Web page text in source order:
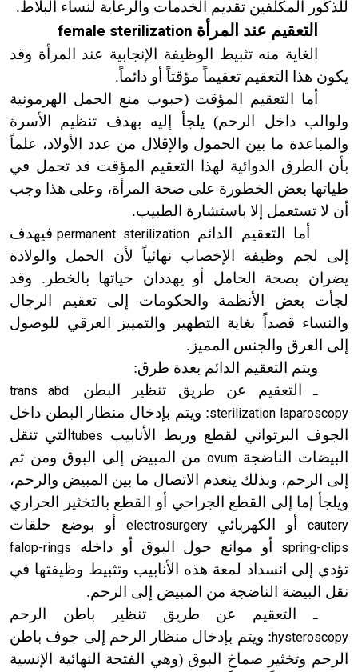
للذكور المكلفين تقديم الخدمات والرعاية لنساء البلاط.
التعقيم عند المرأة female sterilization
الغاية منه تثبيط الوظيفة الإنجابية عند المرأة وقد
يكون هذا التعقيم تعقيماً مؤقتاً أو دائماً.
أما التعقيم المؤقت (حبوب منع الحمل الهرمونية
ولوالب داخل الرحم) يلجأ إليه بهدف تنظيم الأسرة
والمباعدة ما بين الحمول والإقلال من عدد الأولاد، علماً
بأن الطرق الدوائية لهذا التعقيم المؤقت قد تحمل في
طياتها بعض الخطورة على صحة المرأة، وعلى هذا وجب
أن لا تستعمل إلا باستشارة الطبيب.
أما التعقيم الدائم permanent sterilization فيهدف
إلى لجم وظيفة الإخصاب نهائياً لأن الحمل والولادة
يضران بصحة الحامل أو يهددان حياتها بالخطر. وقد
لجأت بعض الأنظمة والحكومات إلى تعقيم الرجال
والنساء قصداً بغاية التطهير والتمييز العرقي للوصول
إلى العرق والجنس المميز.
ويتم التعقيم الدائم بعدة طرق:
ـ التعقيم عن طريق تنظير البطن
trans abd.
sterilization laparoscopy: ويتم بإدخال منظار البطن داخل
الجوف البرتواني لقطع وربط الأنابيب tubesالتي تنقل
البيضات الناضجةovum من المبيض إلى البوق ومن ثم
إلى الرحم، وبذلك ينعدم الاتصال ما بين المبيض والرحم،
ويلجأ إما إلى القطع الجراحي أو القطع بالتخثير الحراري
cautery أو الكهربائيelectrosurgery أو بوضع حلقات
spring-clips أو موانع حول البوق أو داخله falop-rings
تؤدي إلى انسداد لمعة هذه الأنابيب وتثبيط وظيفتها في
نقل البيضة الناضجة من المبيض إلى الرحم.
ـ التعقيم عن طريق تنظير باطن الرحم
hysteroscopy: ويتم بإدخال منظار الرحم إلى جوف باطن
الرحم وتخثير صماخ البوق (وهي الفتحة النهائية الإنسية